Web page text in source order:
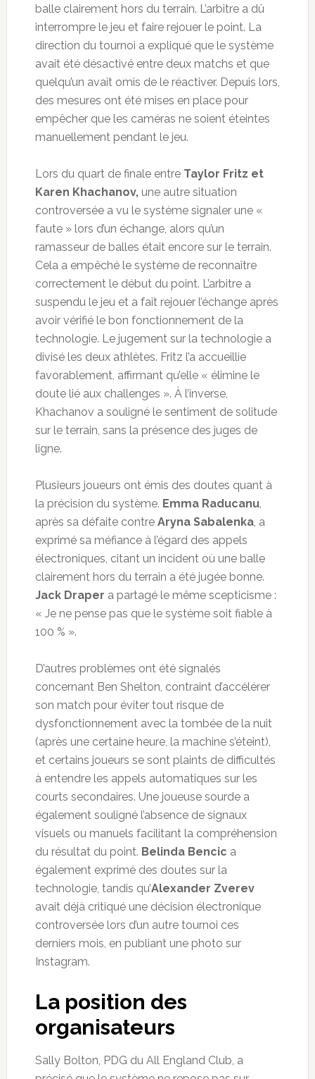
balle clairement hors du terrain. L’arbitre a dû
interrompre le jeu et faire rejouer le point. La
direction du tournoi a expliqué que le système
avait été désactivé entre deux matchs et que
quelqu’un avait omis de le réactiver. Depuis lors,
des mesures ont été mises en place pour
empêcher que les caméras ne soient éteintes
manuellement pendant le jeu.
Lors du quart de finale entre Taylor Fritz et
Karen Khachanov,une autre situation
controversée a vu le système signaler une «
faute » lors d’un échange, alors qu’un
ramasseur de balles était encore sur le terrain.
Cela a empêché le système de reconnaître
correctement le début du point. L’arbitre a
suspendu le jeu et a fait rejouer l’échange après
avoir vérifié le bon fonctionnement de la
technologie. Le jugement sur la technologie a
divisé les deux athlètes. Fritz l’a accueillie
favorablement, affirmant qu’elle « élimine le
doute lié aux challenges ». À l’inverse,
Khachanov a souligné le sentiment de solitude
sur le terrain, sans la présence des juges de
ligne.
Plusieurs joueurs ont émis des doutes quant à
la précision du système. Emma Raducanu,
après sa défaite contre Aryna Sabalenka, a
exprimé sa méfiance à l’égard des appels
électroniques, citant un incident où une balle
clairement hors du terrain a été jugée bonne.
Jack Draper a partagé le même scepticisme :
« Je ne pense pas que le système soit fiable à
100 % ».
D’autres problèmes ont été signalés
concernant Ben Shelton, contraint d’accélérer
son match pour éviter tout risque de
dysfonctionnement avec la tombée de la nuit
(après une certaine heure, la machine s’éteint),
et certains joueurs se sont plaints de difficultés
à entendre les appels automatiques sur les
courts secondaires. Une joueuse sourde a
également souligné l’absence de signaux
visuels ou manuels facilitant la compréhension
du résultat du point. Belinda Bencic a
également exprimé des doutes sur la
technologie, tandis qu’Alexander Zverev
avait déjà critiqué une décision électronique
controversée lors d’un autre tournoi ces
derniers mois, en publiant une photo sur
Instagram.
La position des
organisateurs
Sally Bolton, PDG du All England Club, a